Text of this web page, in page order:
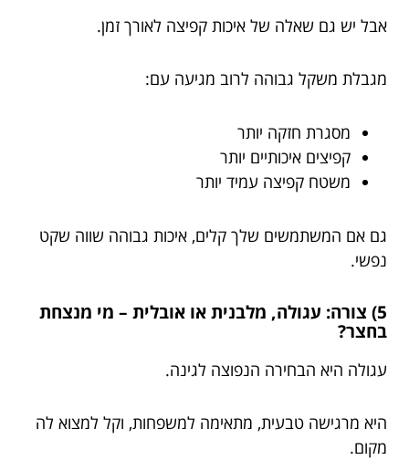
אבל יש גם שאלה של איכות קפיצה לאורך זמן.
מגבלת משקל גבוהה לרוב מגיעה עם:
מסגרת חזקה יותר
קפיצים איכותיים יותר
משטח קפיצה עמיד יותר
גם אם המשתמשים שלך קלים, איכות גבוהה שווה שקט
נפשי.
5) צורה: עגולה, מלבנית או אובלית – מי מנצחת
בחצר?
עגולה היא הבחירה הנפוצה לגינה.
היא מרגישה טבעית, מתאימה למשפחות, וקל למצוא לה
מקום.